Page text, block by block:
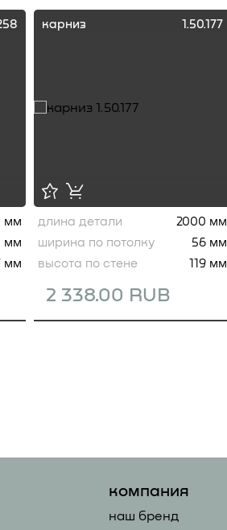
мм
мм
мм
карниз 1.50.177
2 338.00 RUB
длина детали
2000 мм
ширина по потолку
56 мм
высота по стене
119 мм
компания
наш бренд